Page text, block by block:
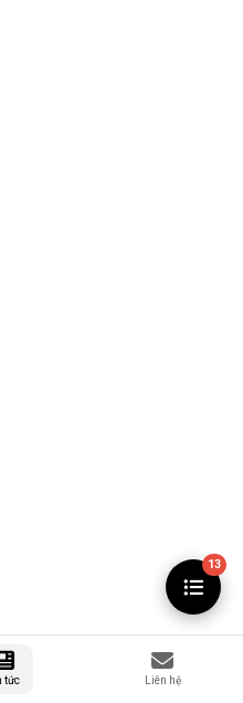
13
tức Liên hệ